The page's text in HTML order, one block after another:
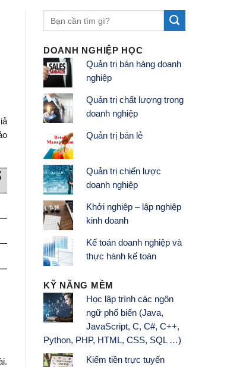
DOANH NGHIỆP HỌC
Quản trị bán hàng doanh
nghiệp
Quản trị chất lượng trong
doanh nghiệp
Quản trị bán lẻ
Quản trị chiến lược
doanh nghiệp
Khởi nghiệp – lập nghiệp
kinh doanh
Kế toán doanh nghiệp và
thực hành kế toán
KỸ NĂNG MỀM
Học lập trình các ngôn
ngữ phổ biến (Java,
JavaScript, C, C#, C++,
Python, PHP, HTML, CSS, SQL …)
Kiếm tiền trực tuyến